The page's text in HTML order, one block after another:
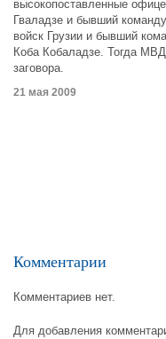
высокопоставленные
Гваладзе и бывший
войск Грузии и бывший
Коба Кобаладзе. Тогда
заговора.
21 мая 2009
Комментарии
Комментариев нет.
Для добавления